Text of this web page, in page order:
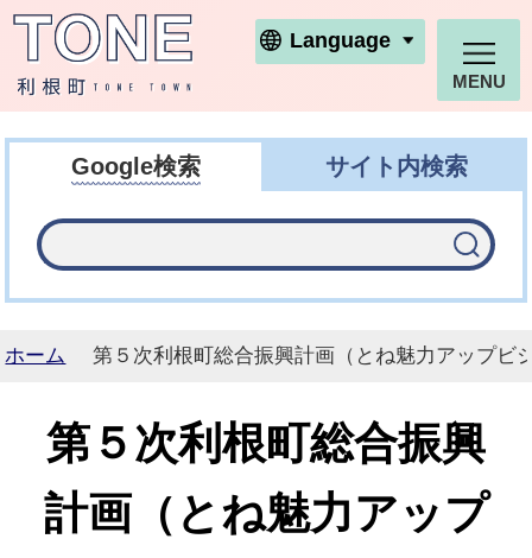
利根町ホームページ
Language
MENU
Google検索 サイト内検索
ホーム 第５次利根町総合振興計画（とね魅力アップビ
第５次利根町総合振興
計画（とね魅力アップ